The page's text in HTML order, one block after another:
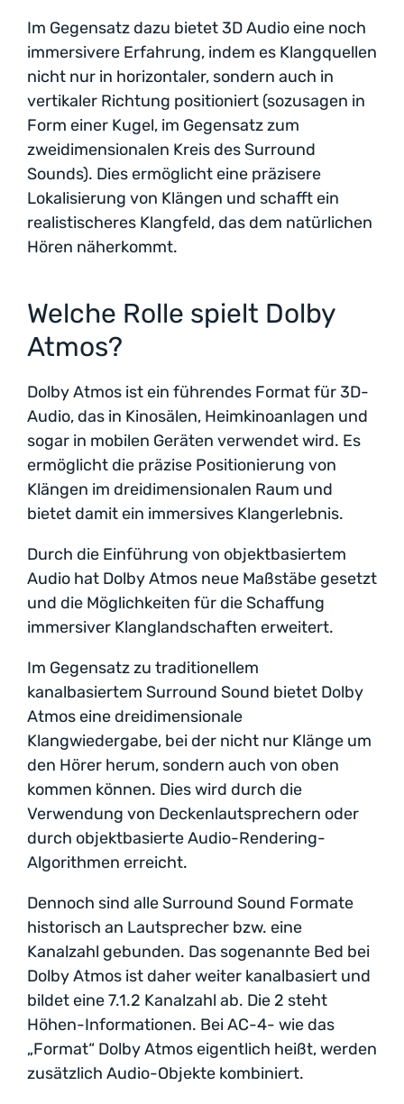
Im Gegensatz dazu bietet 3D Audio eine noch
immersivere Erfahrung, indem es Klangquellen
nicht nur in horizontaler, sondern auch in
vertikaler Richtung positioniert (sozusagen in
Form einer Kugel, im Gegensatz zum
zweidimensionalen Kreis des Surround
Sounds). Dies ermöglicht eine präzisere
Lokalisierung von Klängen und schafft ein
realistischeres Klangfeld, das dem natürlichen
Hören näherkommt.
Welche Rolle spielt Dolby
Atmos?
Dolby Atmos ist ein führendes Format für 3D-
Audio, das in Kinosälen, Heimkinoanlagen und
sogar in mobilen Geräten verwendet wird. Es
ermöglicht die präzise Positionierung von
Klängen im dreidimensionalen Raum und
bietet damit ein immersives Klangerlebnis.
Durch die Einführung von objektbasiertem
Audio hat Dolby Atmos neue Maßstäbe gesetzt
und die Möglichkeiten für die Schaffung
immersiver Klanglandschaften erweitert.
Im Gegensatz zu traditionellem
kanalbasiertem Surround Sound bietet Dolby
Atmos eine dreidimensionale
Klangwiedergabe, bei der nicht nur Klänge um
den Hörer herum, sondern auch von oben
kommen können. Dies wird durch die
Verwendung von Deckenlautsprechern oder
durch objektbasierte Audio-Rendering-
Algorithmen erreicht.
Dennoch sind alle Surround Sound Formate
historisch an Lautsprecher bzw. eine
Kanalzahl gebunden. Das sogenannte Bed bei
Dolby Atmos ist daher weiter kanalbasiert und
bildet eine 7.1.2 Kanalzahl ab. Die 2 steht
Höhen-Informationen. Bei AC-4- wie das
„Format“ Dolby Atmos eigentlich heißt, werden
zusätzlich Audio-Objekte kombiniert.